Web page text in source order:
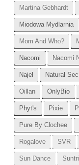
Martina Gebhardt
Miodowa Mydlarnia
Mom And Who?
Nacomi Nacomi
Najel Natural
Oillan OnlyBio
Phyt's Pixie
Pure By Clochee
Rogalove SVR
Sun Dance